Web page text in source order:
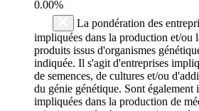
0.00%
La pondération des
impliquées dans la production et/ou
produits issus d'organismes
indiquée. Il s'agit d'entreprises
de semences, de cultures et/ou
du génie génétique. Sont également
impliquées dans la production de